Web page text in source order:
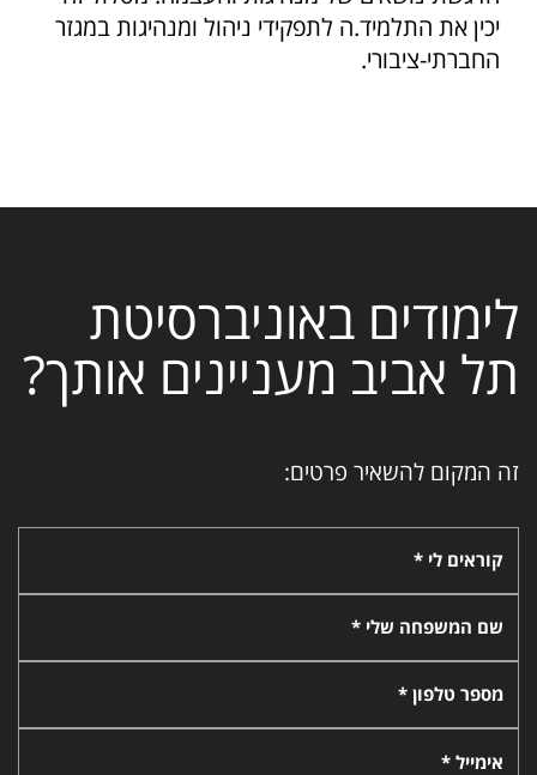
יכין את התלמיד.ה לתפקידי ניהול ומנהיגות במגזר
החברתי-ציבורי.
לימודים באוניברסיטת
תל אביב מעניינים אותך?
זה המקום להשאיר פרטים:
קוראים לי *
שם המשפחה שלי *
מספר טלפון *
אימייל *